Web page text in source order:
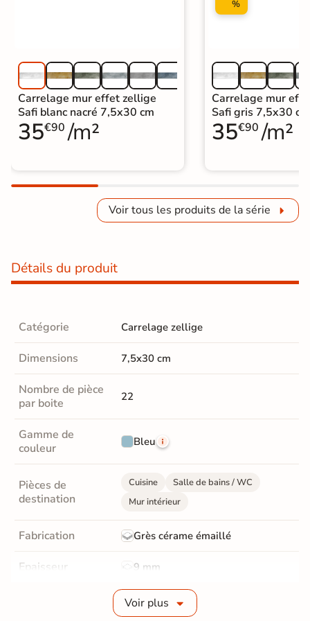
Carrelage mur effet zellige
Safi blanc nacré 7,5x30 cm
35€90 /m²
%
Carrelage mur
Safi gris 7,5x30 cm
35€90 /m²
Voir tous les produits de la série
Détails du produit
Catégorie Carrelage zellige
Dimensions 7,5x30 cm
Nombre de pièce
par boite
22
Gamme de
couleur
Bleu
Pièces de
destination
Cuisine
Salle de bains / WC
Mur intérieur
Fabrication Grès cérame émaillé
Epaisseur 9 mm
Non-rectifié
Voir plus